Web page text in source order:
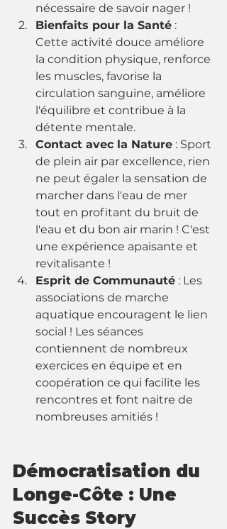
nécessaire de savoir nager !
Bienfaits pour la Santé :
Cette activité douce améliore
la condition physique, renforce
les muscles, favorise la
circulation sanguine, améliore
l'équilibre et contribue à la
détente mentale.
Contact avec la Nature : Sport
de plein air par excellence, rien
ne peut égaler la sensation de
marcher dans l'eau de mer
tout en profitant du bruit de
l'eau et du bon air marin ! C'est
une expérience apaisante et
revitalisante !
Esprit de Communauté : Les
associations de marche
aquatique encouragent le lien
social ! Les séances
contiennent de nombreux
exercices en équipe et en
coopération ce qui facilite les
rencontres et font naitre de
nombreuses amitiés !
Démocratisation du
Longe-Côte : Une
Succès Story